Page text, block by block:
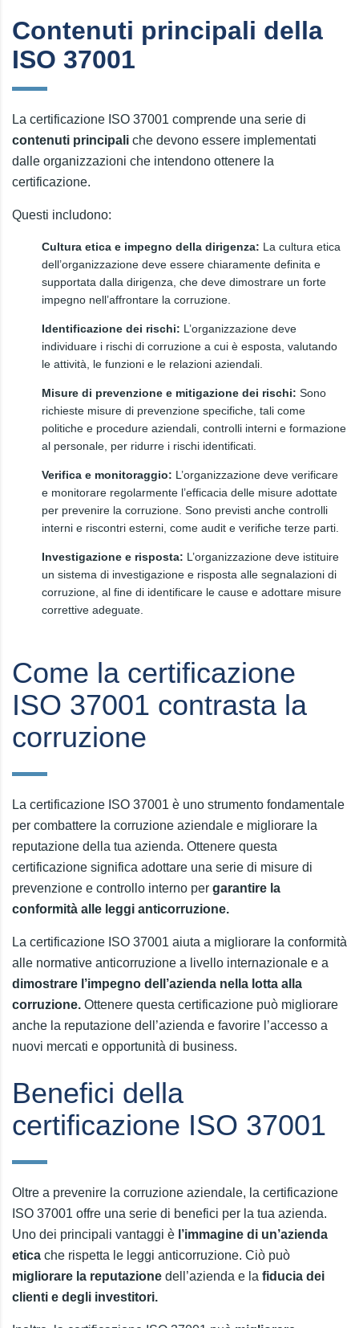
Contenuti principali della
ISO 37001
La certificazione ISO 37001 comprende una serie di
contenuti principali che devono essere implementati
dalle organizzazioni che intendono ottenere la
certificazione.
Questi includono:
Cultura etica e impegno della dirigenza: La cultura etica
dell’organizzazione deve essere chiaramente definita e
supportata dalla dirigenza, che deve dimostrare un forte
impegno nell’affrontare la corruzione.
Identificazione dei rischi: L’organizzazione deve
individuare i rischi di corruzione a cui è esposta, valutando
le attività, le funzioni e le relazioni aziendali.
Misure di prevenzione e mitigazione dei rischi: Sono
richieste misure di prevenzione specifiche, tali come
politiche e procedure aziendali, controlli interni e formazione
al personale, per ridurre i rischi identificati.
Verifica e monitoraggio: L’organizzazione deve verificare
e monitorare regolarmente l’efficacia delle misure adottate
per prevenire la corruzione. Sono previsti anche controlli
interni e riscontri esterni, come audit e verifiche terze parti.
Investigazione e risposta: L’organizzazione deve istituire
un sistema di investigazione e risposta alle segnalazioni di
corruzione, al fine di identificare le cause e adottare misure
correttive adeguate.
Come la certificazione
ISO 37001 contrasta la
corruzione
La certificazione ISO 37001 è uno strumento fondamentale
per combattere la corruzione aziendale e migliorare la
reputazione della tua azienda. Ottenere questa
certificazione significa adottare una serie di misure di
prevenzione e controllo interno per garantire la
conformità alle leggi anticorruzione.
La certificazione ISO 37001 aiuta a migliorare la conformità
alle normative anticorruzione a livello internazionale e a
dimostrare l’impegno dell’azienda nella lotta alla
corruzione. Ottenere questa certificazione può migliorare
anche la reputazione dell’azienda e favorire l’accesso a
nuovi mercati e opportunità di business.
Benefici della
certificazione ISO 37001
Oltre a prevenire la corruzione aziendale, la certificazione
ISO 37001 offre una serie di benefici per la tua azienda.
Uno dei principali vantaggi è l’immagine di un’azienda
etica che rispetta le leggi anticorruzione. Ciò può
migliorare la reputazione dell’azienda e la fiducia dei
clienti e degli investitori.